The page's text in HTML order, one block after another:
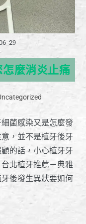
麼消炎止痛
菌感染又是怎麼發
，並不是植牙後牙
的話，小心植牙牙
北植牙推薦－典雅
後發生異狀要如何